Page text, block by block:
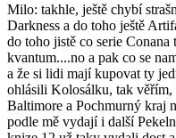
Milo: takhle, ještě chybí
Darkness a do toho ještě
do toho jistě co serie
kvantum....no a pak co se
a že si lidi mají kupovat ty
ohlásili Kolosálku, tak věřím,
Baltimore a Pochmurný kraj
podle mě vydají i další